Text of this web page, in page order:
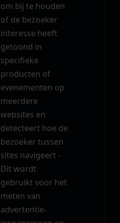
om bij te houden
of de bezoeker
interesse heeft
getoond in
specifieke
producten of
evenementen op
meerdere
websites en
detecteert hoe de
bezoeker tussen
sites navigeert -
Dit wordt
gebruikt voor het
meten van
advertentie-